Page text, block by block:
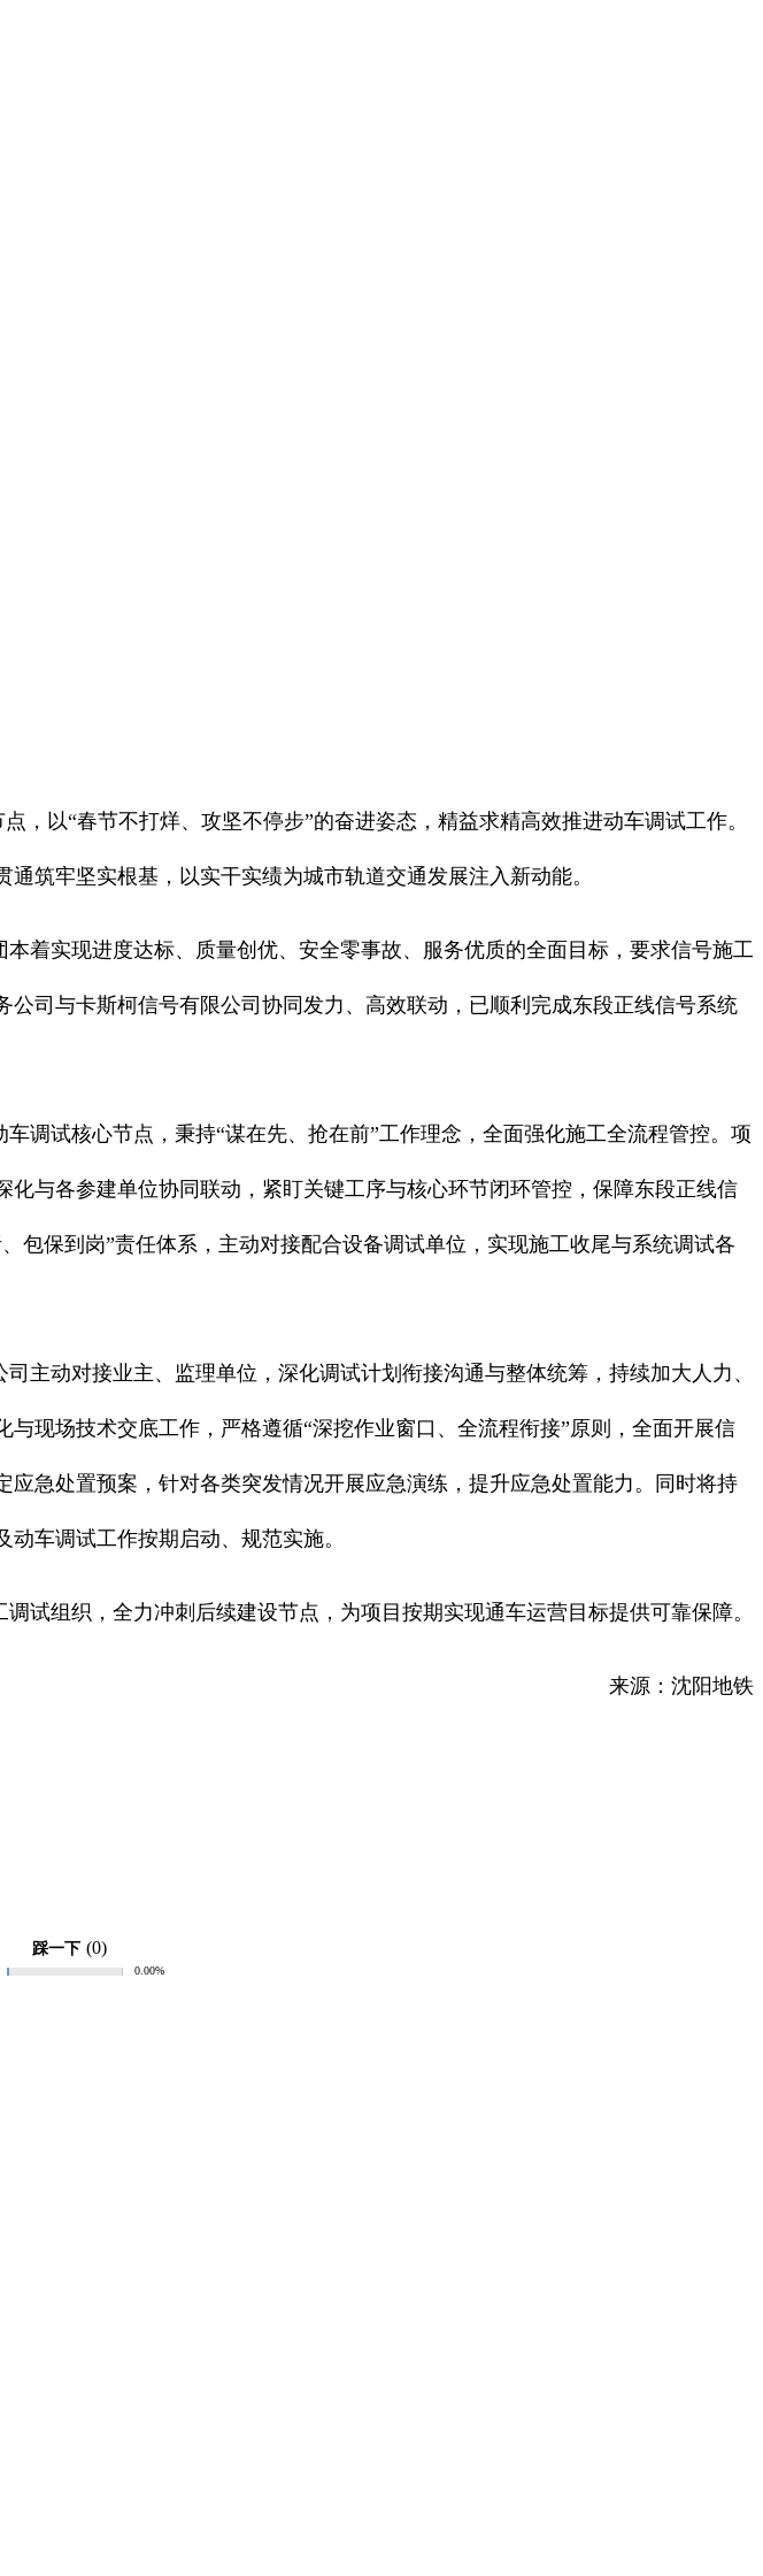
以“春节不打烊、攻坚不停步”的奋进姿态，精益求精高效推进动车调试工作。
筑牢坚实根基，以实干实绩为城市轨道交通发展注入新动能。
着实现进度达标、质量创优、安全零事故、服务优质的全面目标，要求信号施工
司与卡斯柯信号有限公司协同发力、高效联动，已顺利完成东段正线信号系统
调试核心节点，秉持“谋在先、抢在前”工作理念，全面强化施工全流程管控。项
与各参建单位协同联动，紧盯关键工序与核心环节闭环管控，保障东段正线信
包保到岗”责任体系，主动对接配合设备调试单位，实现施工收尾与系统调试各
主动对接业主、监理单位，深化调试计划衔接沟通与整体统筹，持续加大人力、
现场技术交底工作，严格遵循“深挖作业窗口、全流程衔接”原则，全面开展信
急处置预案，针对各类突发情况开展应急演练，提升应急处置能力。同时将持
车调试工作按期启动、规范实施。
试组织，全力冲刺后续建设节点，为项目按期实现通车运营目标提供可靠保障。
来源：沈阳地铁
踩一下 (0)
0.00%